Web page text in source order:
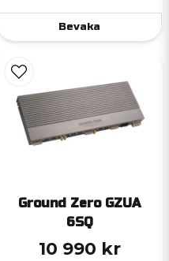
Bevaka
Ground Zero GZUA
6SQ
10 990 kr